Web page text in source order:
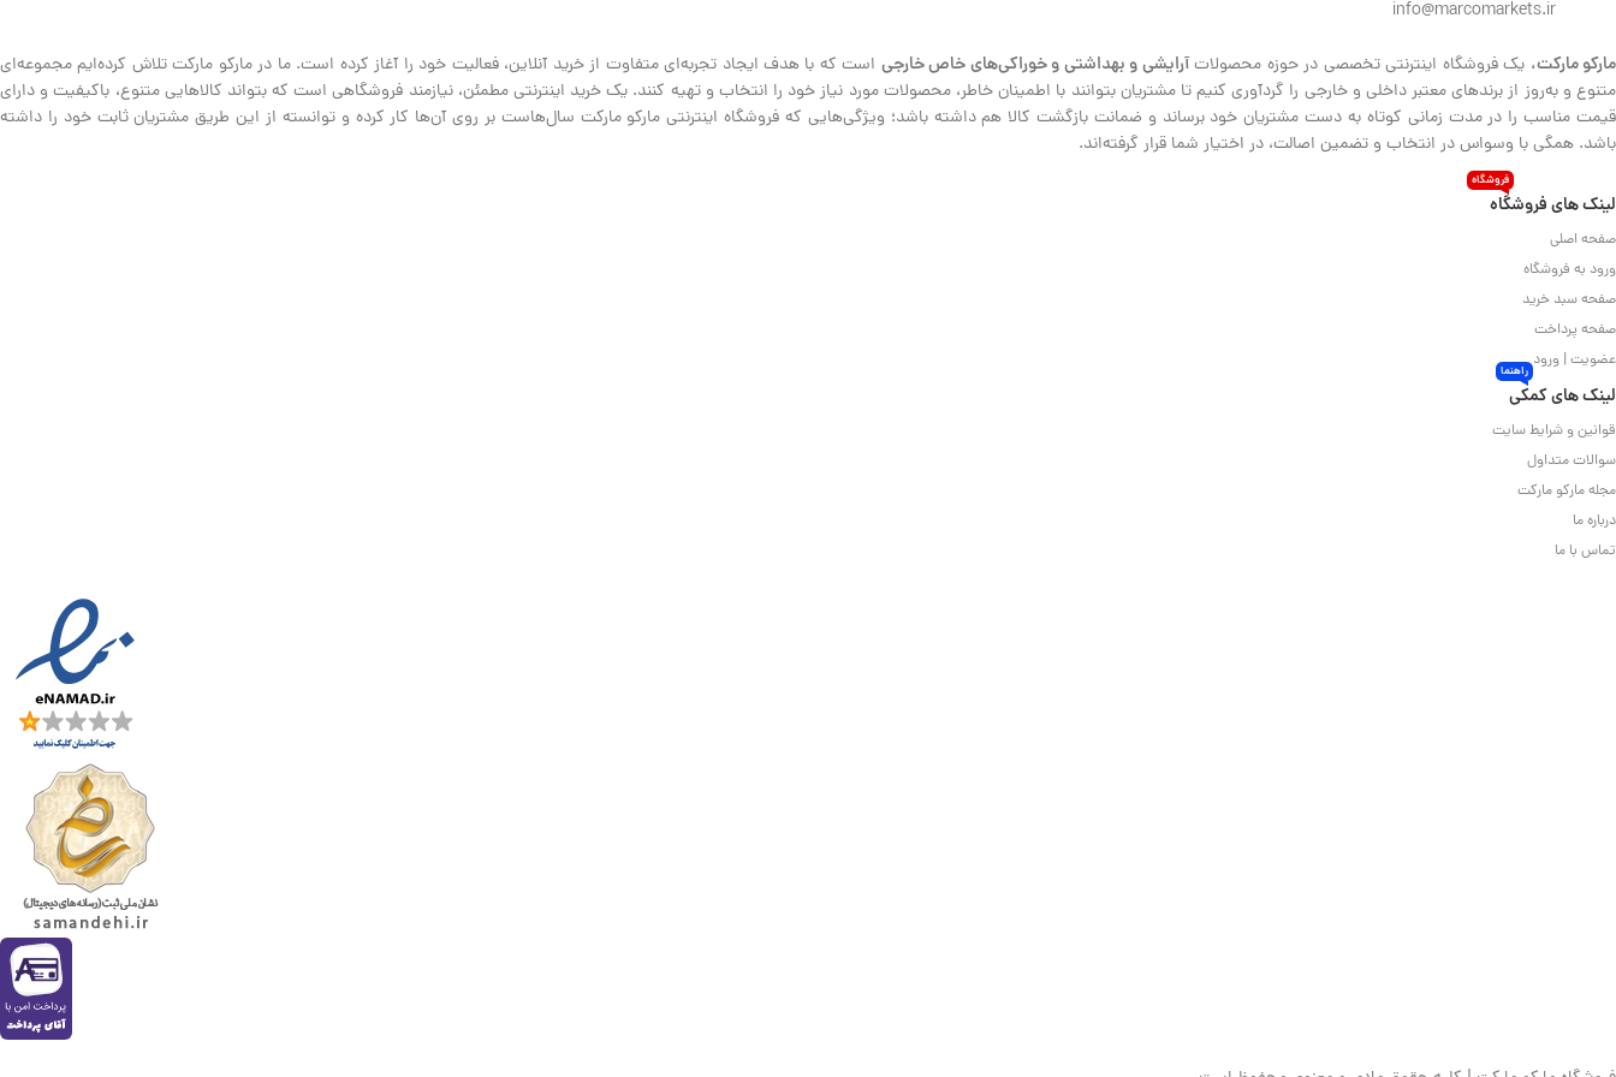
info@marcomarkets.ir
مارکو مارکت، یک فروشگاه اینترنتی تخصصی در حوزه محصولاتآرایشی و بهداشتی و خوراکی‌های خاص خارجی است که با هدف ایجاد تجربه‌ای متفاوت از خرید آنلاین، فعالیت خود را آغاز کرده است. ما در مارکو مارکت تلاش کرده‌ایم مجموعه‌ای
متنوع و به‌روز از برندهای معتبر داخلی و خارجی را گردآوری کنیم تا مشتریان بتوانند با اطمینان خاطر، محصولات مورد نیاز خود را انتخاب و تهیه کنند. یک خرید اینترنتی مطمئن، نیازمند فروشگاهی است که بتواند کالاهایی متنوع، باکیفیت و دارای
قیمت مناسب را در مدت زمانی کوتاه به دست مشتریان خود برساند و ضمانت بازگشت کالا هم داشته باشد؛ ویژگی‌هایی که فروشگاه اینترنتی مارکو مارکت سال‌هاست بر روی آن‌ها کار کرده و توانسته از این طریق مشتریان ثابت خود را داشته
باشد. همگی با وسواس در انتخاب و تضمین اصالت، در اختیار شما قرار گرفته‌اند.
لینک های فروشگاه
فروشگاه
صفحه اصلی
ورود به فروشگاه
صفحه سبد خرید
صفحه پرداخت
عضویت | ورود
لینک های کمکی
راهنما
قوانین و شرایط سایت
سوالات متداول
مجله مارکو مارکت
درباره ما
تماس با ما